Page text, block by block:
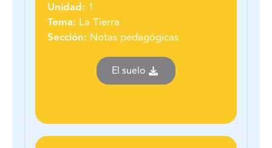
Unidad: 1
Tema: La Tierra
Sección: Notas pedagógicas
El suelo